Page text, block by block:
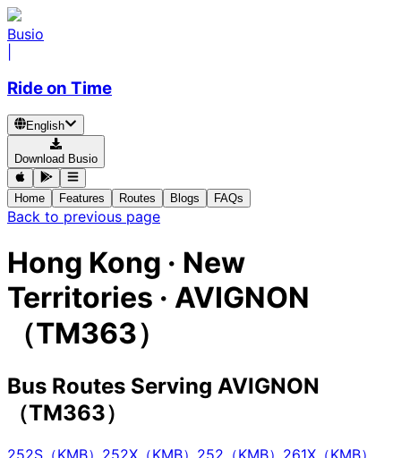
Busio
Ride on Time
English
Download Busio
Home Features Routes Blogs FAQs
Back to previous page
Hong Kong · New
Territories · AVIGNON
（TM363）
Bus Routes Serving AVIGNON
（TM363）